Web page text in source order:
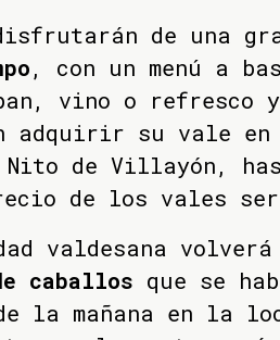
de una
, con un menú a
vino o refresco
adquirir su vale en
Nito de Villayón,
de los vales
valdesana
caballos que se
la mañana en la